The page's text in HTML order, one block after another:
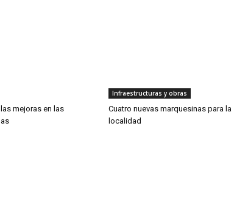
mejoras en las
Infraestructuras y obras
Cuatro nuevas marquesinas para la
localidad